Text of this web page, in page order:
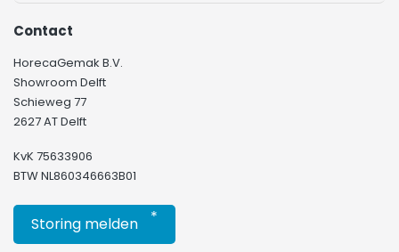
Contact
HorecaGemak B.V.
Showroom Delft
Schieweg 77
2627 AT Delft
KvK 75633906
BTW NL860346663B01
Storing melden *